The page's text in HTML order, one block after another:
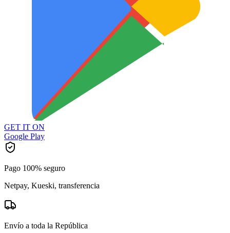
GET IT ON
Google Play
Pago 100% seguro
Netpay, Kueski, transferencia
Envío a toda la República